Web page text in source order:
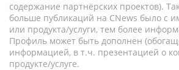
содержание партнёрских проектов).
больше публикаций на CNews было с
или продукта/услуги, тем более
Профиль может быть дополнен
информацией, в т.ч. презентацией о
продукте/услуге.